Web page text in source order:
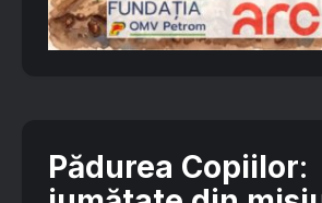
Pădurea Copiilor: